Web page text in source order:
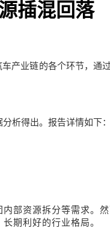
插混回落
产业链的各个环节，通
析得出。报告详情如下：
部资源拆分等需求。
期利好的行业格局。